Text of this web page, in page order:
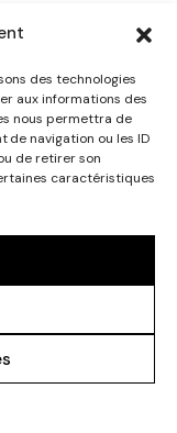
des technologies
aux informations des
nous permettra de
navigation ou les ID
de retirer son
caractéristiques
♥ par notre
Légales